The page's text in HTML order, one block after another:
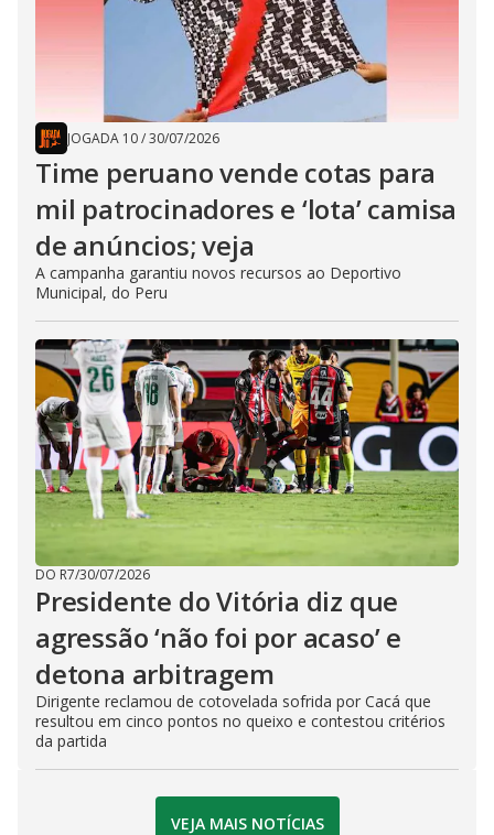
JOGADA 10/30/07/2026
Time peruano vende cotas para
mil patrocinadores e ‘lota’ camisa
de anúncios; veja
A campanha garantiu novos recursos ao Deportivo
Municipal, do Peru
DO R7/30/07/2026
Presidente do Vitória diz que
agressão ‘não foi por acaso’ e
detona arbitragem
Dirigente reclamou de cotovelada sofrida por Cacá que
resultou em cinco pontos no queixo e contestou critérios
da partida
VEJA MAIS NOTÍCIAS